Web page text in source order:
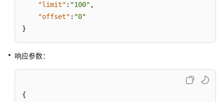
外
呼
务
"limit" : "100" ,
"offset" : "0"
}
响应参数：
{